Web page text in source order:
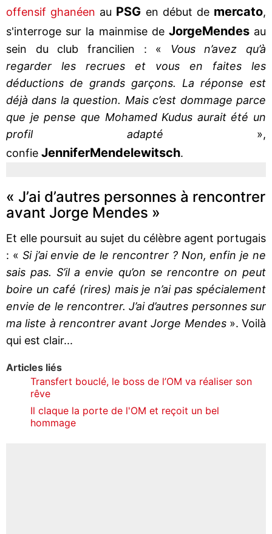
offensif ghanéen au PSG en début de mercato,
s'interroge sur la mainmise de JorgeMendesau
sein du club francilien : «
Vous n’avez qu’à
regarder les recrues et vous en faites les
déductions de grands garçons. La réponse est
déjà dans la question. Mais c’est dommage parce
que je pense que Mohamed Kudus aurait été un
profil adapté »,
confie JenniferMendelewitsch.
« J’ai d’autres personnes à rencontrer
avant Jorge Mendes »
Et elle poursuit au sujet du célèbre agent portugais
: « Si j’ai envie de le rencontrer ? Non, enfin je ne
sais pas. S’il a envie qu’on se rencontre on peut
boire un café (rires) mais je n’ai pas spécialement
envie de le rencontrer. J’ai d’autres personnes sur
ma liste à rencontrer avant Jorge Mendes». Voilà
qui est clair...
Articles liés
Transfert bouclé, le boss de l’OM va réaliser son
rêve
Il claque la porte de l'OM et reçoit un bel
hommage